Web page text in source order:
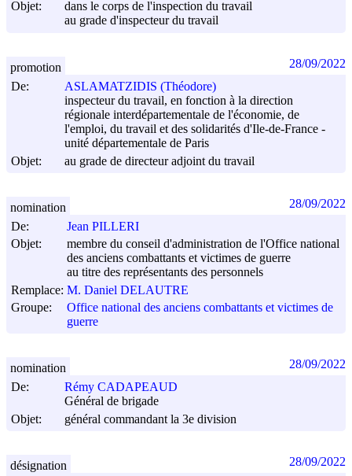
Objet:
dans le corps de l'inspection du travail
au grade d'inspecteur du travail
De:
ASLAMATZIDIS (Théodore)
inspecteur du travail, en fonction à la direction
régionale interdépartementale de l'économie, de
l'emploi, du travail et des solidarités d'Ile-de-France -
unité départementale de Paris
Objet:
au grade de directeur adjoint du travail
promotion 28/09/2022
De:
Jean PILLERI
Objet:
membre du conseil d'administration de l'Office national
des anciens combattants et victimes de guerre
au titre des représentants des personnels
Remplace: M. Daniel DELAUTRE
Groupe:
Office national des anciens combattants et victimes de
guerre
nomination 28/09/2022
De:
Rémy CADAPEAUD
Général de brigade
Objet:
général commandant la 3e division
nomination 28/09/2022
désignation 28/09/2022